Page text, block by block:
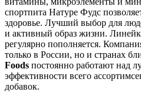
спортпита Натуре Фудс
здоровье. Лучший выбор для
и активный образ жизни.
регулярно пополняется.
только в России, но и странах
Foods постоянно работают над
эффективности всего
добавок.